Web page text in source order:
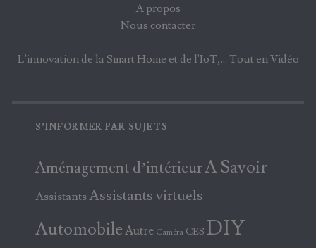
A propos
Nous contacter
L'innovation de la Smart Home et de l'IoT,... Tout en Vidéo
S’INFORMER PAR SUJETS
Aménagement d’intérieurA Savoir
AssistantsAssistants virtuels
AutomobileAutre Caméra CES DIY